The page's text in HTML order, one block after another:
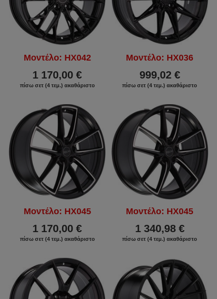
Μοντέλο: HX042
1 170,00 €
πίσω σετ (4 τεμ.) ακαθάριστο
Μοντέλο: HX036
999,02 €
πίσω σετ (4 τεμ.) ακαθάριστο
Μοντέλο: HX045
1 170,00 €
πίσω σετ (4 τεμ.) ακαθάριστο
Μοντέλο: HX045
1 340,98 €
πίσω σετ (4 τεμ.) ακαθάριστο